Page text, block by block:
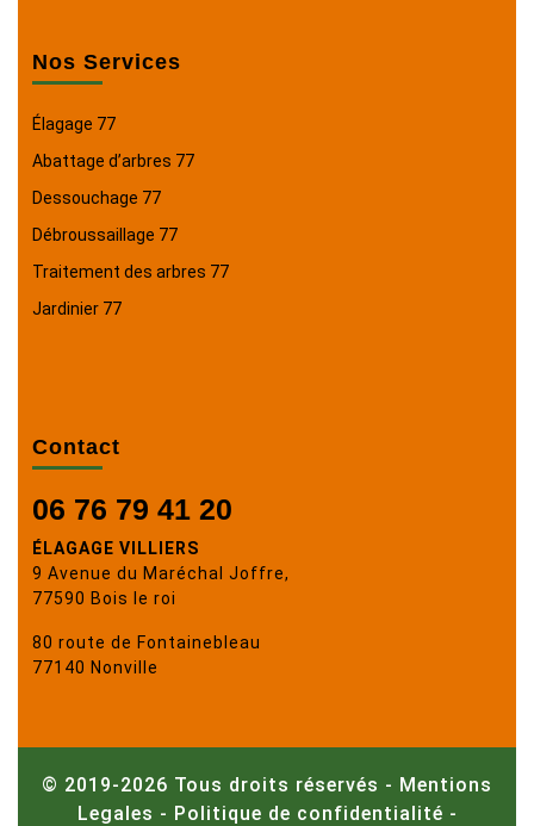
Nos Services
Élagage 77
Abattage d’arbres 77
Dessouchage 77
Débroussaillage 77
Traitement des arbres 77
Jardinier 77
Contact
06 76 79 41 20
ÉLAGAGE VILLIERS
9 Avenue du Maréchal Joffre,
77590 Bois le roi
80 route de Fontainebleau
77140 Nonville
© 2019-2026 Tous droits réservés - Mentions
Legales - Politique de confidentialité -